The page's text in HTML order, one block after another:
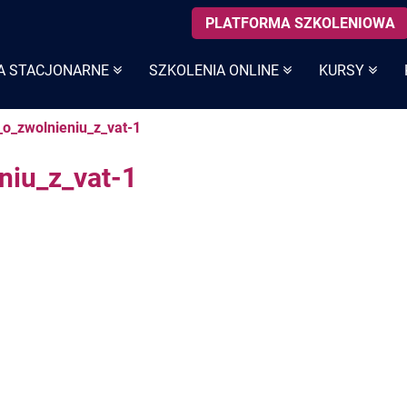
STACJONARNE SZKOLENIA ONLINE KURSY
PLATFORMA SZKOLENIOWA
1
1